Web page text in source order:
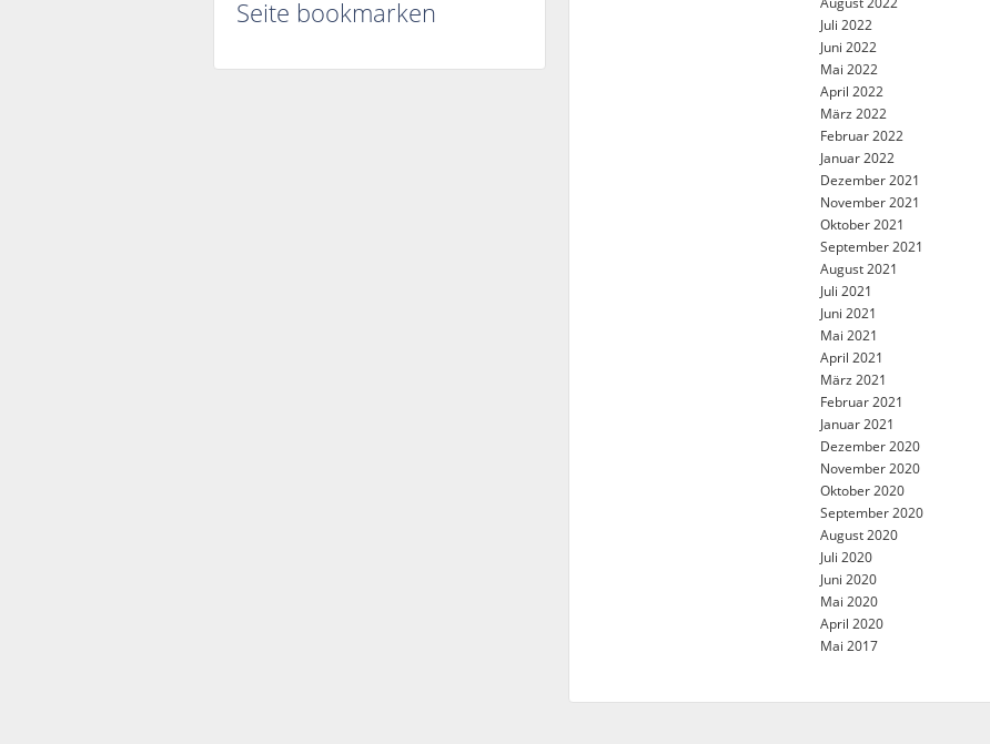
Seite bookmarken
Juli 2022
Juni 2022
Mai 2022
April 2022
März 2022
Februar 2022
Januar 2022
Dezember 2021
November 2021
Oktober 2021
September 2021
August 2021
Juli 2021
Juni 2021
Mai 2021
April 2021
März 2021
Februar 2021
Januar 2021
Dezember 2020
November 2020
Oktober 2020
September 2020
August 2020
Juli 2020
Juni 2020
Mai 2020
April 2020
Mai 2017